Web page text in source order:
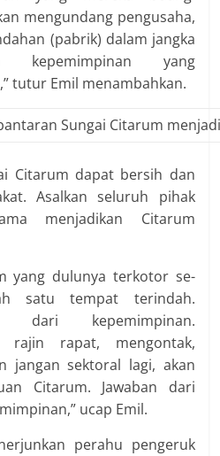
mengundang pengusaha,
(pabrik) dalam jangka
kepemimpinan yang
tutur Emil menambahkan.
Sungai Citarum
Citarum dapat bersih dan
Asalkan seluruh pihak
menjadikan Citarum
yang dulunya terkotor se-
satu tempat terindah.
dari kepemimpinan.
rajin rapat, mengontak,
jangan sektoral lagi, akan
Citarum. Jawaban dari
ucap Emil.
perahu pengeruk